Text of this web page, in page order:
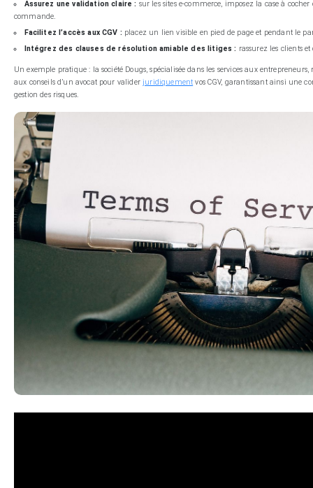
Assurez une validation claire : sur les sites e-commerce, imposez la case à
commande.
Facilitez l’accès aux CGV : placez un lien visible en pied de page et pendant le
Intégrez des clauses de résolution amiable des litiges : rassurez les clients
Un exemple pratique : la société Dougs, spécialisée dans les services aux
aux conseils d’un avocat pour validerjuridiquement vos CGV, garantissant ainsi une
gestion des risques.